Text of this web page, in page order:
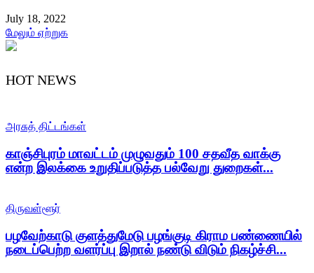
July 18, 2022
மேலும் ஏற்றுக
HOT NEWS
அரசுத் திட்டங்கள்
காஞ்சிபுரம் மாவட்டம் முழுவதும் 100 சதவீத வாக்கு
என்ற இலக்கை உறுதிப்படுத்த பல்வேறு துறைகள்...
திருவள்ளூர்
பழவேற்காடு குளத்துமேடு பழங்குடி கிராம பண்ணையில்
நடைப்பெற்ற வளர்ப்பு இறால் நண்டு விடும் நிகழ்ச்சி...